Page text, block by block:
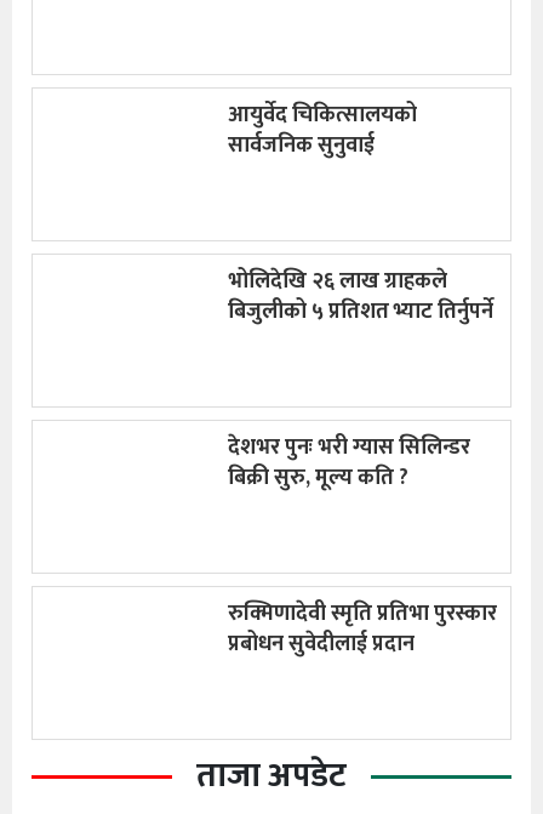
आयुर्वेद चिकित्सालयको
सार्वजनिक सुनुवाई
भोलिदेखि २६ लाख ग्राहकले
बिजुलीको ५ प्रतिशत भ्याट तिर्नुपर्ने
देशभर पुनः भरी ग्यास सिलिन्डर
बिक्री सुरु, मूल्य कति ?
रुक्मिणादेवी स्मृति प्रतिभा पुरस्कार
प्रबोधन सुवेदीलाई प्रदान
ताजा अपडेट